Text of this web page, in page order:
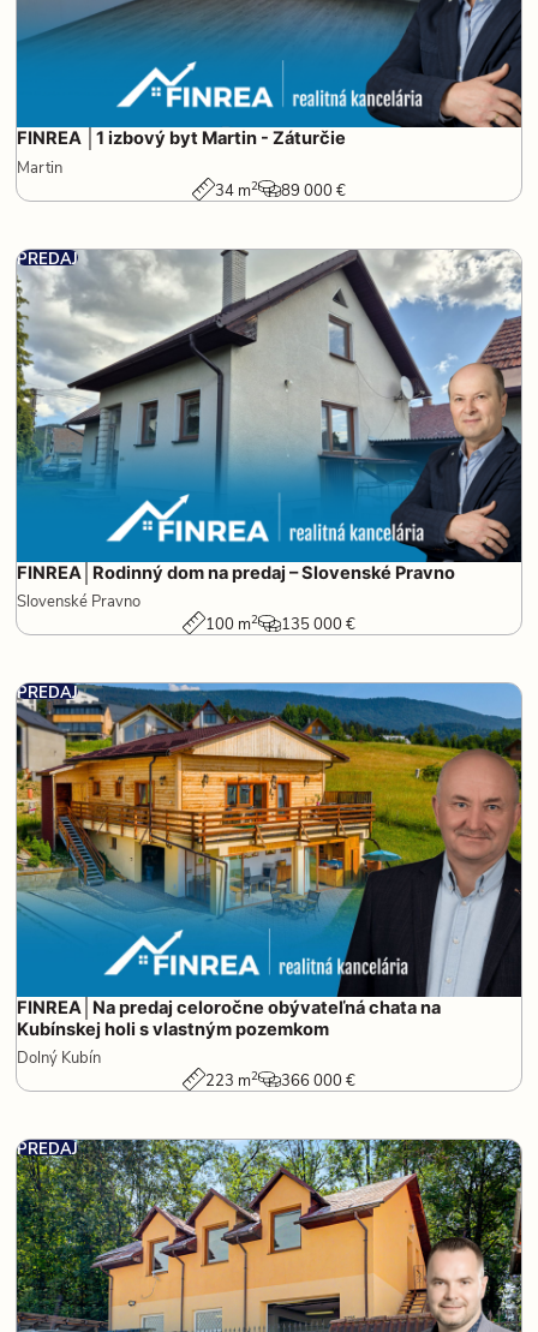
FINREA │1 izbový byt Martin - Záturčie
Martin
34 m2 89 000 €
PREDAJ
FINREA│Rodinný dom na predaj – Slovenské Pravno
Slovenské Pravno
100 m2 135 000 €
PREDAJ
FINREA│Na predaj celoročne obývateľná chata na
Kubínskej holi s vlastným pozemkom
Dolný Kubín
223 m2 366 000 €
PREDAJ